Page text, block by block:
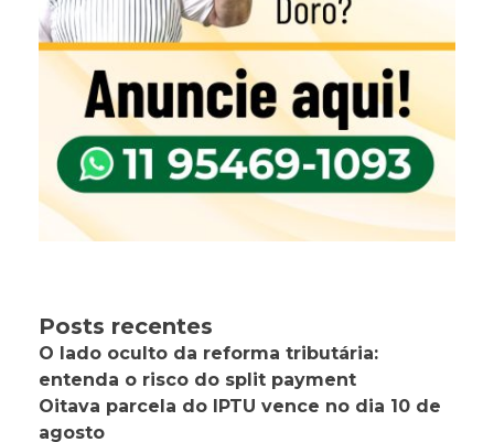
Posts recentes
O lado oculto da reforma tributária:
entenda o risco do split payment
Oitava parcela do IPTU vence no dia 10 de
agosto